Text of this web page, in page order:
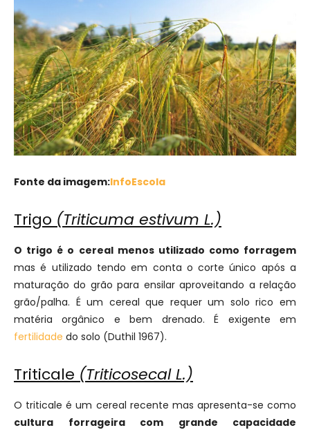
Fonte da imagem:InfoEscola
Trigo (Triticuma estivum L.)
O trigo é o cereal menos utilizado como forragem
mas é utilizado tendo em conta o corte único após a
maturação do grão para ensilar aproveitando a relação
grão/palha. É um cereal que requer um solo rico em
matéria orgânico e bem drenado. É exigente em
fertilidade do solo (Duthil 1967).
Triticale (Triticosecal L.)
O triticale é um cereal recente mas apresenta-se como
cultura forrageira com grande capacidade